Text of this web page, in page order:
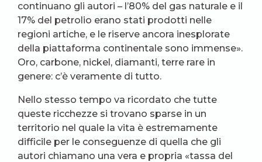
continuano gli autori – l’80% del gas naturale e il
17% del petrolio erano stati prodotti nelle
regioni artiche, e le riserve ancora inesplorate
della piattaforma continentale sono immense».
Oro, carbone, nickel, diamanti, terre rare in
genere: c’è veramente di tutto.
Nello stesso tempo va ricordato che tutte
queste ricchezze si trovano sparse in un
territorio nel quale la vita è estremamente
difficile per le conseguenze di quella che gli
autori chiamano una vera e propria «tassa del